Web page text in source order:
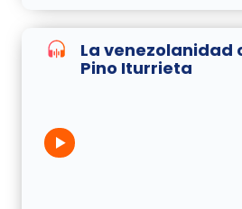
La venezolanidad
Pino Iturrieta